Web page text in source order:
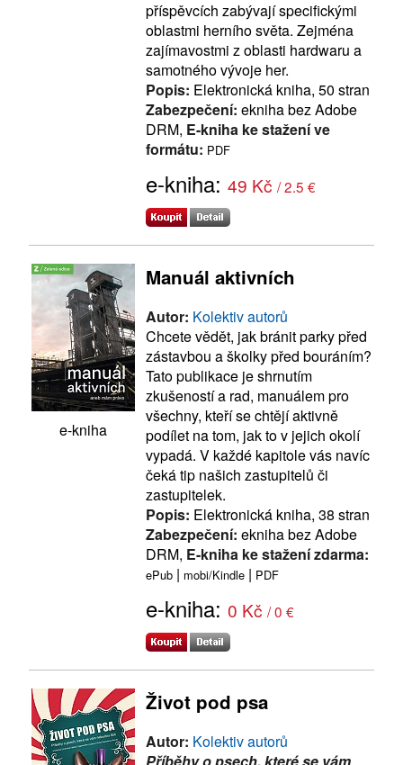
příspěvcích zabývají specifickými
oblastmi herního světa. Zejména
zajímavostmi z oblasti hardwaru a
samotného vývoje her.
Popis: Elektronická kniha, 50 stran
Zabezpečení: ekniha bez Adobe
DRM, E-kniha ke stažení ve
formátu: PDF
e-kniha: 49 Kč / 2.5 €
e-kniha
Manuál aktivních
Autor: Kolektiv autorů
Chcete vědět, jak bránit parky před
zástavbou a školky před bouráním?
Tato publikace je shrnutím
zkušeností a rad, manuálem pro
všechny, kteří se chtějí aktivně
podílet na tom, jak to v jejich okolí
vypadá. V každé kapitole vás navíc
čeká tip našich zastupitelů či
zastupitelek.
Popis: Elektronická kniha, 38 stran
Zabezpečení: ekniha bez Adobe
DRM, E-kniha ke stažení zdarma:
ePub | mobi/Kindle | PDF
e-kniha: 0 Kč / 0 €
Život pod psa
Autor: Kolektiv autorů
Příběhy o psech, které se vám